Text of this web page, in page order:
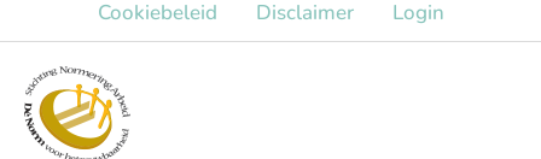
Cookiebeleid
Disclaimer Login